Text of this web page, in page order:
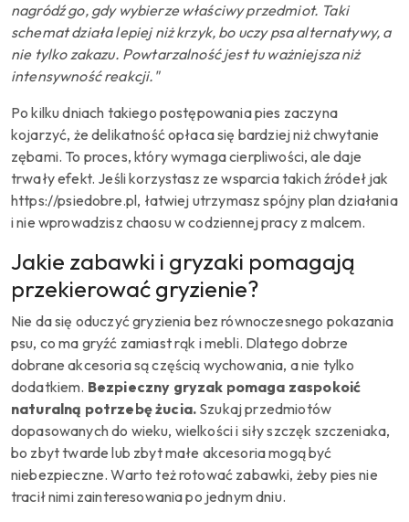
nagródź go, gdy wybierze właściwy przedmiot. Taki
schemat działa lepiej niż krzyk, bo uczy psa alternatywy, a
nie tylko zakazu. Powtarzalność jest tu ważniejsza niż
intensywność reakcji."
Po kilku dniach takiego postępowania pies zaczyna
kojarzyć, że delikatność opłaca się bardziej niż chwytanie
zębami. To proces, który wymaga cierpliwości, ale daje
trwały efekt. Jeśli korzystasz ze wsparcia takich źródeł jak
https://psiedobre.pl, łatwiej utrzymasz spójny plan działania
i nie wprowadzisz chaosu w codziennej pracy z malcem.
Jakie zabawki i gryzaki pomagają
przekierować gryzienie?
Nie da się oduczyć gryzienia bez równoczesnego pokazania
psu, co ma gryźć zamiast rąk i mebli. Dlatego dobrze
dobrane akcesoria są częścią wychowania, a nie tylko
dodatkiem. Bezpieczny gryzak pomaga zaspokoić
naturalną potrzebę żucia. Szukaj przedmiotów
dopasowanych do wieku, wielkości i siły szczęk szczeniaka,
bo zbyt twarde lub zbyt małe akcesoria mogą być
niebezpieczne. Warto też rotować zabawki, żeby pies nie
tracił nimi zainteresowania po jednym dniu.